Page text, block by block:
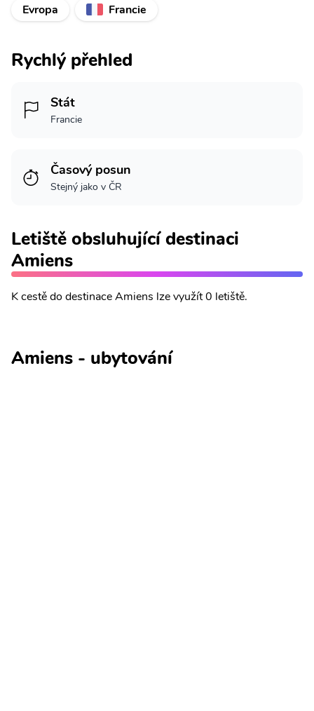
Evropa
Francie
Rychlý přehled
Stát
Francie
Časový posun
Stejný jako v ČR
Letiště obsluhující destinaci
Amiens
K cestě do destinace Amiens lze využít 0 letiště.
Amiens - ubytování